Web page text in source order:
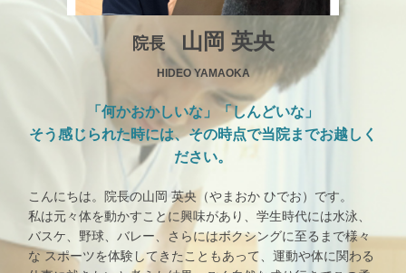
院長 山岡 英央
HIDEO YAMAOKA
「何かおかしいな」「しんどいな」
そう感じられた時には、その時点で当院までお越しく
ださい。
こんにちは。院長の山岡 英央（やまおか ひでお）です。
私は元々体を動かすことに興味があり、学生時代には水泳、
バスケ、野球、バレー、さらにはボクシングに至るまで様々
な スポーツを体験してきたこともあって、運動や体に関わる